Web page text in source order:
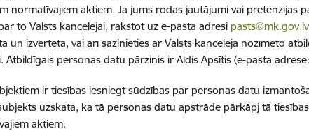
normatīvajiem aktiem. Ja jums rodas jautājumi vai pretenzijas
to Valsts kancelejai, rakstot uz e-pasta adresi pasts@mk.gov.lv
un izvērtēta, vai arī sazinieties ar Valsts kancelejā nozīmēto
Atbildīgais personas datu pārzinis ir Aldis Apsītis (e-pasta
ir tiesības iesniegt sūdzības par personas datu
uzskata, ka tā personas datu apstrāde pārkāpj tā
aktiem.